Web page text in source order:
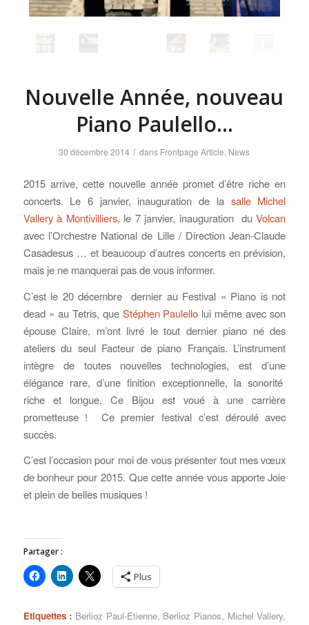
Nouvelle Année, nouveau
Piano Paulello…
30 décembre 2014 / dans Frontpage Article, News
2015 arrive, cette nouvelle année promet d’être riche en
concerts. Le 6 janvier, inauguration de la salle Michel
Vallery à Montivilliers, le 7 janvier, inauguration duVolcan
avec l’Orchestre National de Lille / Direction Jean-Claude
Casadesus … et beaucoup d’autres concerts en prévision,
mais je ne manquerai pas de vous informer.
C’est le 20 décembre dernier au Festival « Piano is not
dead » au Tetris, que Stéphen Paulello lui même avec son
épouse Claire, m’ont livré le tout dernier piano né des
ateliers du seul Facteur de piano Français. L’instrument
intègre de toutes nouvelles technologies, est d’une
élégance rare, d’une finition exceptionnelle, la sonorité
riche et longue. Ce Bijou est voué à une carrière
prometteuse ! Ce premier festival c’est déroulé avec
succès.
C’est l’occasion pour moi de vous présenter tout mes vœux
de bonheur pour 2015. Que cette année vous apporte Joie
et plein de belles musiques !
Partager :
Plus
Etiquettes : Berlioz Paul-Etienne, Berlioz Pianos, Michel Vallery,